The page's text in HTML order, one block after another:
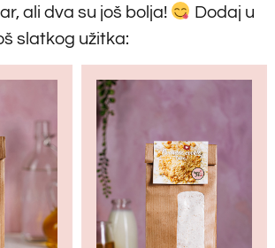
ali dva su još bolja!
Dodaj u
slatkog užitka: